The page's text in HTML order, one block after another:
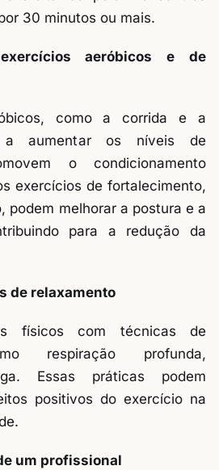
30 minutos ou mais.
aeróbicos e de
como a corrida e a
a aumentar os níveis de
o condicionamento
exercícios de fortalecimento,
podem melhorar a postura e a
para a redução da
de relaxamento
físicos com técnicas de
respiração profunda,
Essas práticas podem
positivos do exercício na
um profissional